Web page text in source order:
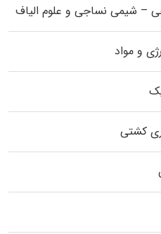
– شیمی نساجی و علوم الیاف
و مواد
کشتی